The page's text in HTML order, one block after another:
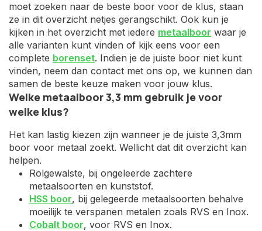
moet zoeken naar de beste boor voor de klus, staan
ze in dit overzicht netjes gerangschikt. Ook kun je
kijken in het overzicht met iedere metaalboor waar je
alle varianten kunt vinden of kijk eens voor een
complete borenset. Indien je de juiste boor niet kunt
vinden, neem dan contact met ons op, we kunnen dan
samen de beste keuze maken voor jouw klus.
Welke metaalboor 3,3 mm gebruik je voor
welke klus?
Het kan lastig kiezen zijn wanneer je de juiste 3,3mm
boor voor metaal zoekt. Wellicht dat dit overzicht kan
helpen.
Rolgewalste, bij ongeleerde zachtere
metaalsoorten en kunststof.
HSS boor, bij gelegeerde metaalsoorten behalve
moeilijk te verspanen metalen zoals RVS en Inox.
Cobalt boor, voor RVS en Inox.